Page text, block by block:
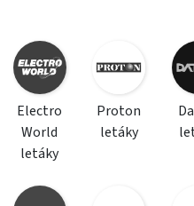
Electro
World
letáky
Proton
letáky